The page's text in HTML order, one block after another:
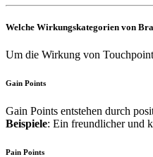
Welche Wirkungskategorien von
Um die Wirkung von
Gain Points
Gain Points entstehen durch
Beispiele: Ein freundlicher und
Pain Points